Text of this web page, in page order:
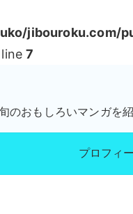
jibouroku.com/
7
おもしろいマンガを
プロフィ